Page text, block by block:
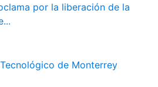
por la liberación de la
de Monterrey